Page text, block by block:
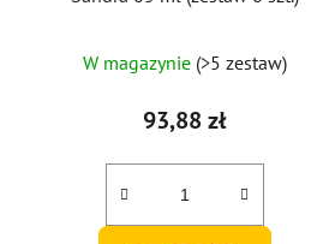
W magazynie (>5 zestaw)
93,88 zł